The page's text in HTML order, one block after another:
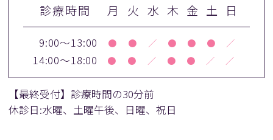
診療時間 月 火 水 木 金 土 日
9:00～13:00 ● ● ／ ● ● ● ／
14:00～18:00 ● ● ／ ● ● ／ ／
【最終受付】診療時間の30分前
休診日:水曜、土曜午後、日曜、祝日